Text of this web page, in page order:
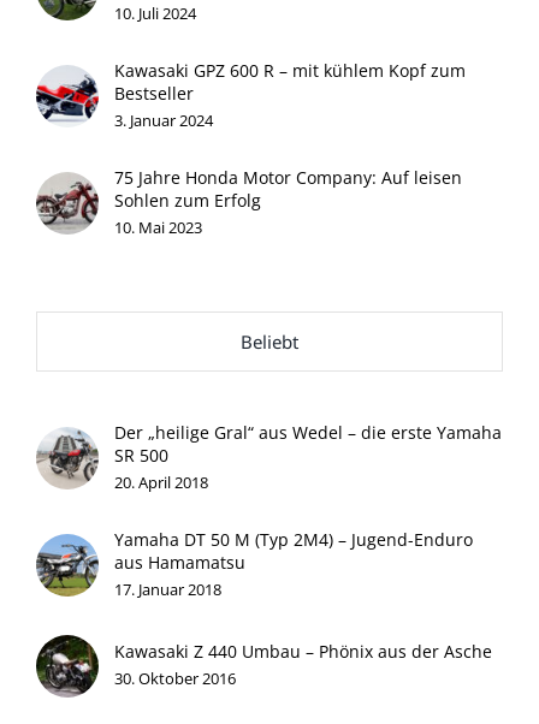
10. Juli 2024
Kawasaki GPZ 600 R – mit kühlem Kopf zum
Bestseller
3. Januar 2024
75 Jahre Honda Motor Company: Auf leisen
Sohlen zum Erfolg
10. Mai 2023
Beliebt
Der „heilige Gral“ aus Wedel – die erste Yamaha
SR 500
20. April 2018
Yamaha DT 50 M (Typ 2M4) – Jugend-Enduro
aus Hamamatsu
17. Januar 2018
Kawasaki Z 440 Umbau – Phönix aus der Asche
30. Oktober 2016